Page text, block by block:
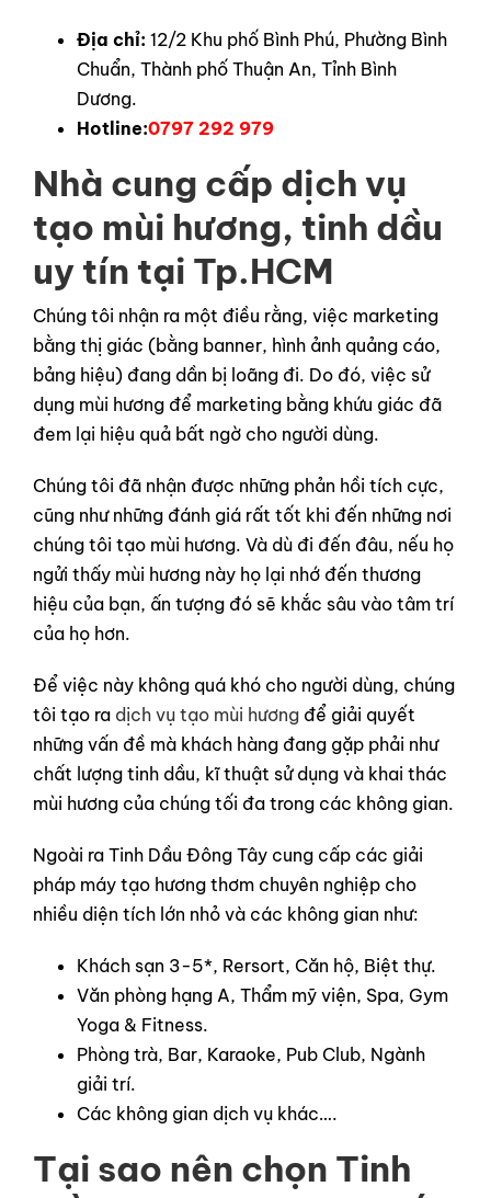
Địa chỉ: 12/2 Khu phố Bình Phú, Phường Bình
Chuẩn, Thành phố Thuận An, Tỉnh Bình
Dương.
Hotline:0797 292 979
Nhà cung cấp dịch vụ
tạo mùi hương, tinh dầu
uy tín tại Tp.HCM
Chúng tôi nhận ra một điều rằng, việc marketing
bằng thị giác (bằng banner, hình ảnh quảng cáo,
bảng hiệu) đang dần bị loãng đi. Do đó, việc sử
dụng mùi hương để marketing bằng khứu giác đã
đem lại hiệu quả bất ngờ cho người dùng.
Chúng tôi đã nhận được những phản hồi tích cực,
cũng như những đánh giá rất tốt khi đến những nơi
chúng tôi tạo mùi hương. Và dù đi đến đâu, nếu họ
ngửi thấy mùi hương này họ lại nhớ đến thương
hiệu của bạn, ấn tượng đó sẽ khắc sâu vào tâm trí
của họ hơn.
Để việc này không quá khó cho người dùng, chúng
tôi tạo ra dịch vụ tạo mùi hương để giải quyết
những vấn đề mà khách hàng đang gặp phải như
chất lượng tinh dầu, kĩ thuật sử dụng và khai thác
mùi hương của chúng tối đa trong các không gian.
Ngoài ra Tinh Dầu Đông Tây cung cấp các giải
pháp máy tạo hương thơm chuyên nghiệp cho
nhiều diện tích lớn nhỏ và các không gian như:
Khách sạn 3-5*, Rersort, Căn hộ, Biệt thự.
Văn phòng hạng A, Thẩm mỹ viện, Spa, Gym
Yoga & Fitness.
Phòng trà, Bar, Karaoke, Pub Club, Ngành
giải trí.
Các không gian dịch vụ khác….
Tại sao nên chọn Tinh